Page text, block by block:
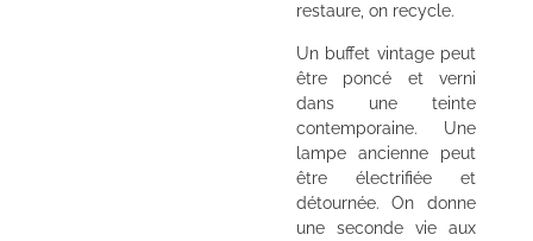
restaure, on recycle.
Un buffet vintage peut
être poncé et verni
dans une teinte
contemporaine. Une
lampe ancienne peut
être électrifiée et
détournée. On donne
une seconde vie aux